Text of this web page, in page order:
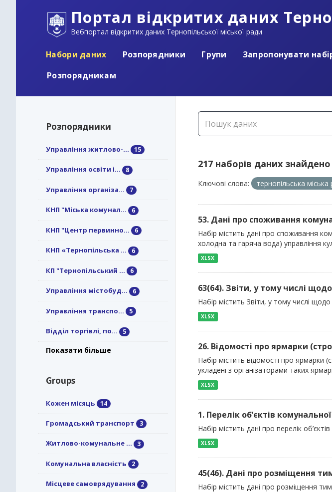
Портал відкритих даних
Вебпортал відкритих даних Тернопільської міської ради
Набори даних Розпорядники Групи Запропонувати
Розпорядникам
Розпорядники
Управління житлово-... 15
Управління освіти і... 8
Управління організа... 7
КНП "Міська комунал... 6
КНП "Центр первинно... 6
КНП «Тернопільська ... 6
КП "Тернопільський ... 6
Управління містобуд... 6
Управління транспо... 5
Відділ торгівлі, по... 5
Показати більше
Groups
Кожен місяць 14
Громадський транспорт 3
Житлово-комунальне ... 3
Комунальна власність 2
Місцеве самоврядування 2
217 наборів даних знайдено
Ключові слова: тернопільська міська
53. Дані про споживання
Набір містить дані про споживання
холодна та гаряча вода) управління
XLSX
63(64). Звіти, у тому числі
Набір містить Звіти, у тому числі
XLSX
26. Відомості про ярмарки
Набір містить відомості про ярмарки
укладені з організаторами таких
XLSX
1. Перелік об’єктів
Набір містить дані про перелік
XLSX
45(46). Дані про розміщення
Набір містить дані про розміщення